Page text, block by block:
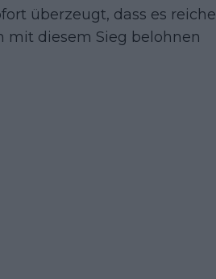
überzeugt, dass es
mit diesem Sieg belohnen